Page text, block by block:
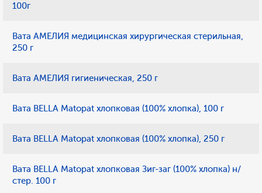
100г
Вата АМЕЛИЯ медицинская хирургическая стерильная,
250 г
Вата АМЕЛИЯ гигиеническая, 250 г
Вата BELLA Matopat хлопковая (100% хлопка), 100 г
Вата BELLA Matopat хлопковая (100% хлопка), 250 г
Вата BELLA Matopat хлопковая Зиг-заг (100% хлопка) н/
стер. 100 г